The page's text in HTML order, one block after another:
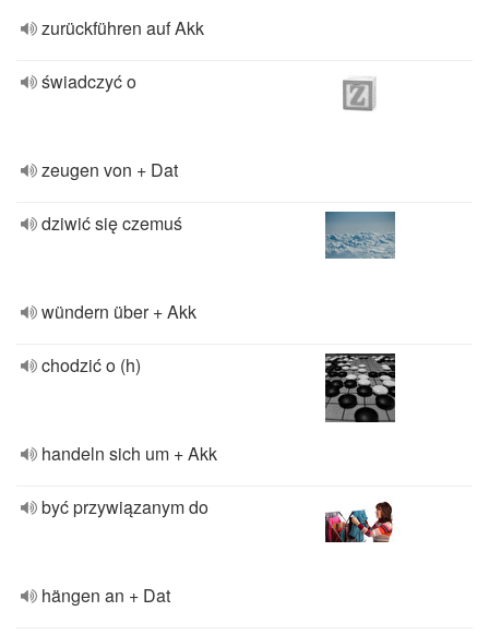
zurückführen auf Akk
świadczyć o
zeugen von + Dat
dziwić się czemuś
wündern über + Akk
chodzić o (h)
handeln sich um + Akk
być przywiązanym do
hängen an + Dat